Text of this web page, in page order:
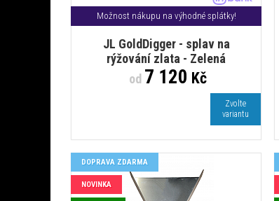
Možnost nákupu na výhodné splátky!
JL GoldDigger - splav na
rýžování zlata - Zelená
od7 120 Kč
Zvolte
variantu
DOPRAVA ZDARMA
NOVINKA